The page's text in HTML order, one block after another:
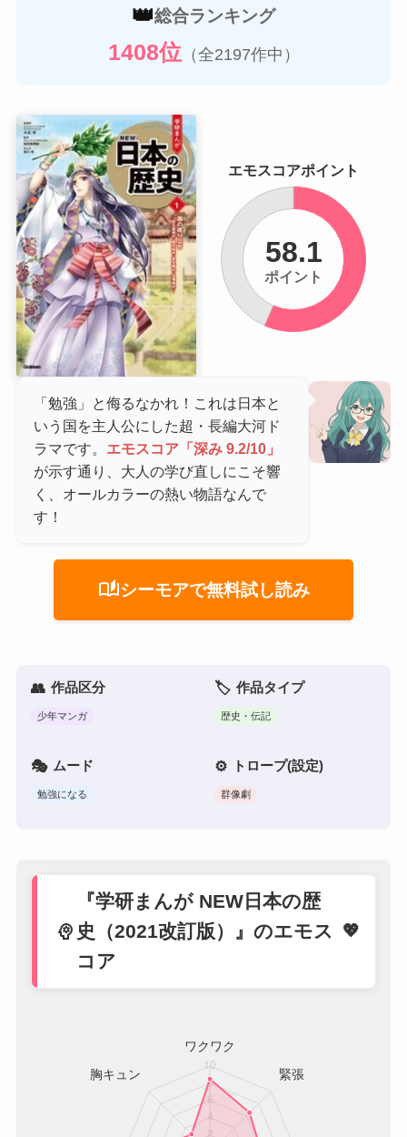
👑総合ランキング
1408位（全2197作中）
「勉強」と侮るなかれ！これは日本と
いう国を主人公にした超・長編大河ド
ラマです。 エモスコア「深み 9.2/10」
が示す通り、大人の学び直しにこそ響
く、オールカラーの熱い物語なんで
す！
auto_storiesシーモアで無料試し読み
エモスコアポイント
58.1
ポイント
作品区分
少年マンガ
作品タイプ
歴史・伝記
ムード
勉強になる
トロープ(設定)
群像劇
psychology
『学研まんが NEW日本の歴
史（2021改訂版）』のエモス
コア